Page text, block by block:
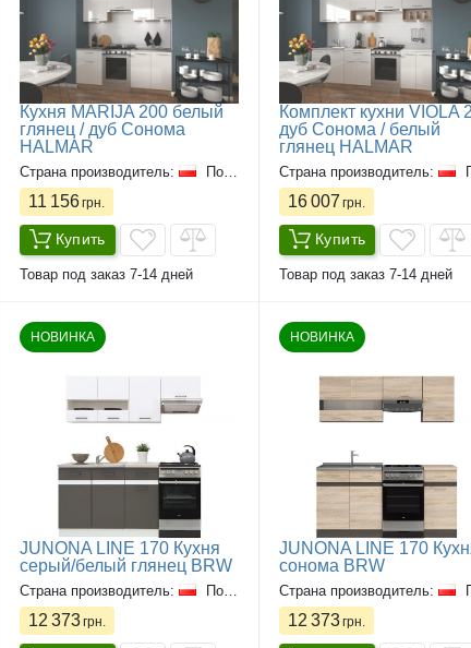
Кухня MARIJA 200 белый
глянец / дуб Сонома
HALMAR
Страна производитель: Польша
11 156грн.
Купить
Товар под заказ 7-14 дней
Комплект кухни VIOLA
дуб Сонома / белый
глянец HALMAR
Страна производитель:
16 007 грн.
Купить
Товар под заказ 7-14 дней
НОВИНКА
JUNONA LINE 170 Кухня
серый/белый глянец BRW
Страна производитель: Польша
12 373грн.
НОВИНКА
JUNONA LINE 170
сонома BRW
Страна производитель:
12 373грн.